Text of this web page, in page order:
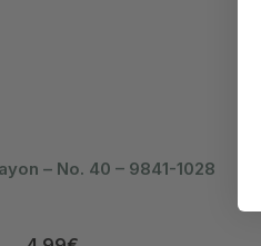
– No. 40 – 9841-1028